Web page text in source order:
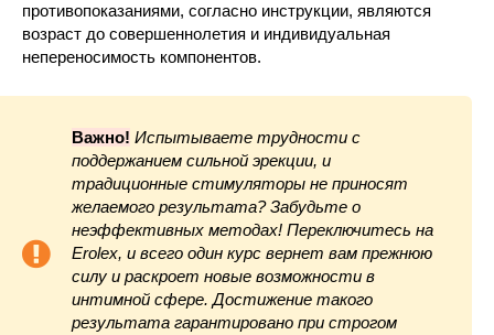
противопоказаниями, согласно инструкции, являются
возраст до совершеннолетия и индивидуальная
непереносимость компонентов.
Важно! Испытываете трудности с
поддержанием сильной эрекции, и
традиционные стимуляторы не приносят
желаемого результата? Забудьте о
неэффективных методах! Переключитесь на
Erolex, и всего один курс вернет вам прежнюю
силу и раскроет новые возможности в
интимной сфере. Достижение такого
результата гарантировано при строгом